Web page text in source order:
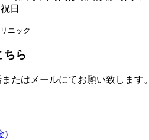
日
ニック
ちら
たはメールにてお願い致します。
)